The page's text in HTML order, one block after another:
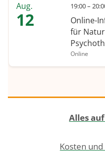
Aug.
12
19:00 –
Online-
für
Online
Alles
Kosten